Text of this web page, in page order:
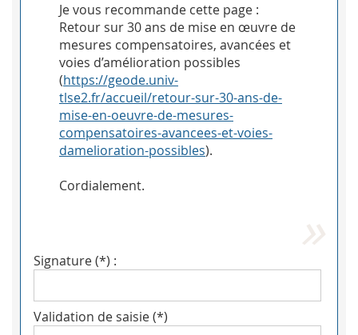
Je vous recommande cette page :
Retour sur 30 ans de mise en œuvre de
mesures compensatoires, avancées et
voies d’amélioration possibles
(https://geode.univ-
tlse2.fr/accueil/retour-sur-30-ans-de-
mise-en-oeuvre-de-mesures-
compensatoires-avancees-et-voies-
damelioration-possibles).
Cordialement.
Signature (*) :
Validation de saisie (*)